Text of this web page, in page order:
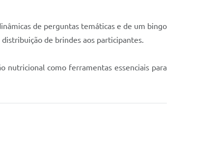
de perguntas temáticas e de um bingo
de brindes aos participantes.
nutricional como ferramentas essenciais para